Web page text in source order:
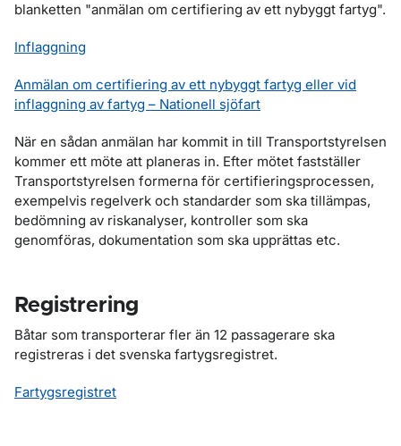
blanketten "anmälan om certifiering av ett nybyggt fartyg".
Inflaggning
Anmälan om certifiering av ett nybyggt fartyg eller vid
inflaggning av fartyg – Nationell sjöfart
När en sådan anmälan har kommit in till Transportstyrelsen
kommer ett möte att planeras in. Efter mötet fastställer
Transportstyrelsen formerna för certifieringsprocessen,
exempelvis regelverk och standarder som ska tillämpas,
bedömning av riskanalyser, kontroller som ska
genomföras, dokumentation som ska upprättas etc.
Registrering
Båtar som transporterar fler än 12 passagerare ska
registreras i det svenska fartygsregistret.
Fartygsregistret